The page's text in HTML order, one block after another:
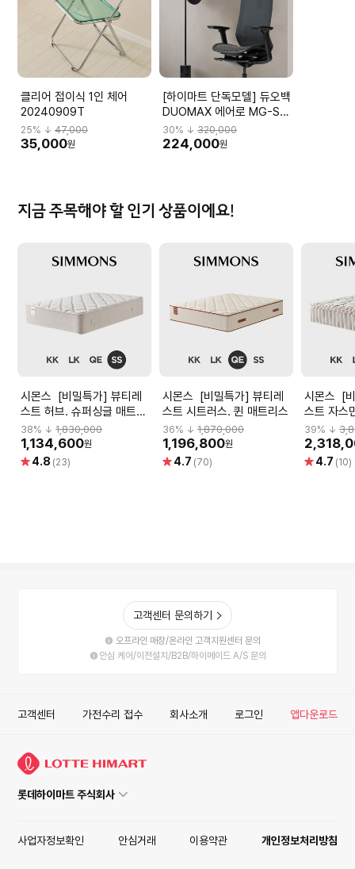
클리어 접이식 1인 체어
20240909T
25% ↓ 47,000
35,000원
[하이마트 단독모델] 듀오백
DUOMAX 에어로 MG-S-
L2 DBBMGHL3NMBN-
M59BK
30% ↓320,000
224,000원
지금 주목해야 할 인기 상품이에요!
시몬스 [비밀특가] 뷰티레
스트 허브. 슈퍼싱글 매트리
스
38% ↓ 1,830,000
1,134,600원
별 4.8 (23)
시몬스 [비밀특가] 뷰티레
스트 시트러스. 퀸 매트리스
36% ↓1,870,000
1,196,800원
별 4.7 (70)
시몬스 [비밀특가] 뷰티레
스트 자스
39% ↓
별 4.7 (10)
고객센터 문의하기
오프라인 매장/온라인 고객지원센터 문의
안심 케어/이전설치/B2B/하이메이드 A/S 문의
고객센터 가전수리 접수 회사소개 로그인 앱다운로드
롯데하이마트 주식회사
사업자정보확인 안심거래 이용약관 개인정보처리방침